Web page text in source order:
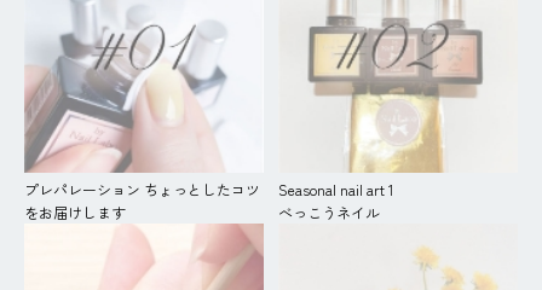
プレパレーション ちょっとしたコツ
をお届けします
Seasonal nail art 1
べっこうネイル